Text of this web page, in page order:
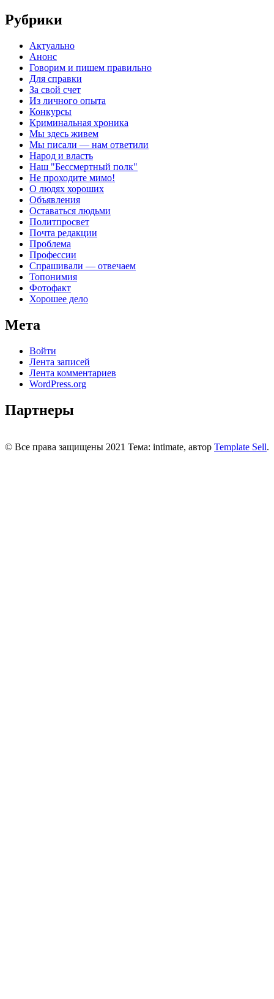
Рубрики
Актуально
Анонс
Говорим и пишем правильно
Для справки
За свой счет
Из личного опыта
Конкурсы
Криминальная хроника
Мы здесь живем
Мы писали — нам ответили
Народ и власть
Наш "Бессмертный полк"
Не проходите мимо!
О людях хороших
Объявления
Оставаться людьми
Политпросвет
Почта редакции
Проблема
Профессии
Спрашивали — отвечаем
Топонимия
Фотофакт
Хорошее дело
Мета
Войти
Лента записей
Лента комментариев
WordPress.org
Партнеры
© Все права защищены 2021 Тема: intimate, автор Template Sell.